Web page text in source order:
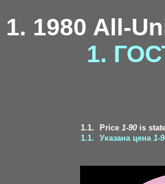
1. 1980 All-
1.
1.1. Price 1-90is
1.1.
Указана цена 1-